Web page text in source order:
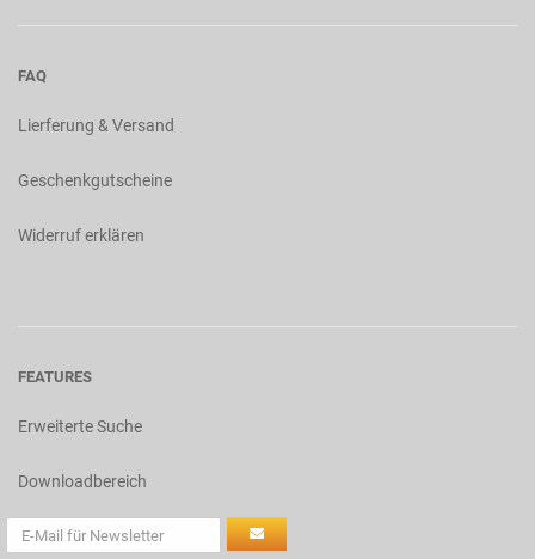
FAQ
Lierferung & Versand
Geschenkgutscheine
Widerruf erklären
FEATURES
Erweiterte Suche
Downloadbereich